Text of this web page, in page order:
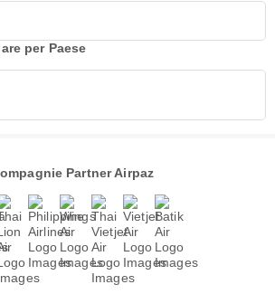
per Paese
Partner Airpaz